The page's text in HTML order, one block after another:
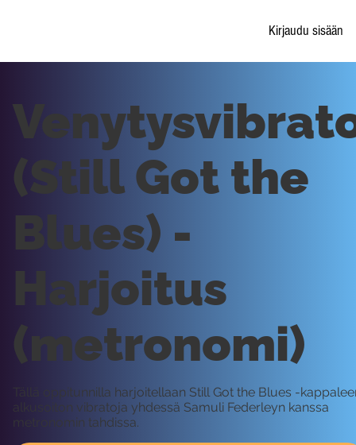
Kirjaudu sisään
(Still Got the
Blues) -
Harjoitus
(metronomi)
Tällä oppitunnilla harjoitellaan Still Got the Blues -
alkusoiton vibratoja yhdessä Samuli Federleyn kanssa
metronomin tahdissa.